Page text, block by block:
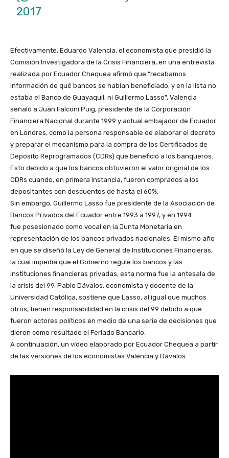
2017
Efectivamente, Eduardo Valencia, el economista que presidió la
Comisión Investigadora de la Crisis Financiera, en una entrevista
realizada por Ecuador Chequea afirmó que “recabamos
información de qué bancos se habían beneficiado, y en la lista no
estaba el Banco de Guayaquil, ni Guillermo Lasso”. Valencia
señaló a Juan Falconí Puig, presidente de la Corporación
Financiera Nacional durante 1999 y actual embajador de Ecuador
en Londres, como la persona responsable de elaborar el decreto
y preparar el mecanismo para la compra de los Certificados de
Depósito Reprogramados (CDRs) que benefició a los banqueros.
Esto debido a que los bancos obtuvieron el valor original de los
CDRs cuando, en primera instancia, fueron comprados a los
depositantes con descuentos de hasta el 60%.
Sin embargo, Guillermo Lasso fue presidente de la Asociación de
Bancos Privados del Ecuador entre 1993 a 1997, y en 1994
fue posesionado como vocal en la Junta Monetaria en
representación de los bancos privados nacionales. El mismo año
en que se diseñó la Ley de General de Instituciones Financieras,
la cual impedía que el Gobierno regule los bancos y las
instituciones financieras privadas, esta norma fue la antesala de
la crisis del 99. Pablo Dávalos, economista y docente de la
Universidad Católica, sostiene que Lasso, al igual que muchos
otros, tienen responsabilidad en la crisis del 99 debido a que
fueron actores políticos en medio de una serie de decisiones que
dieron como resultado el Feriado Bancario.
A continuación, un vídeo elaborado por Ecuador Chequea a partir
de las versiones de los economistas Valencia y Dávalos.